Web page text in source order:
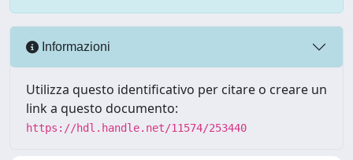
Informazioni
Utilizza questo identificativo per citare o creare un
link a questo documento:
https://hdl.handle.net/11574/253440